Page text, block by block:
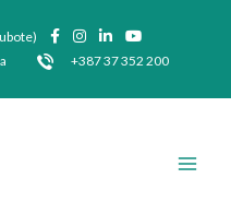
+387 37 352 200
Menu